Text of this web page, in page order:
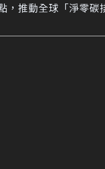
，推動全球「淨零碳